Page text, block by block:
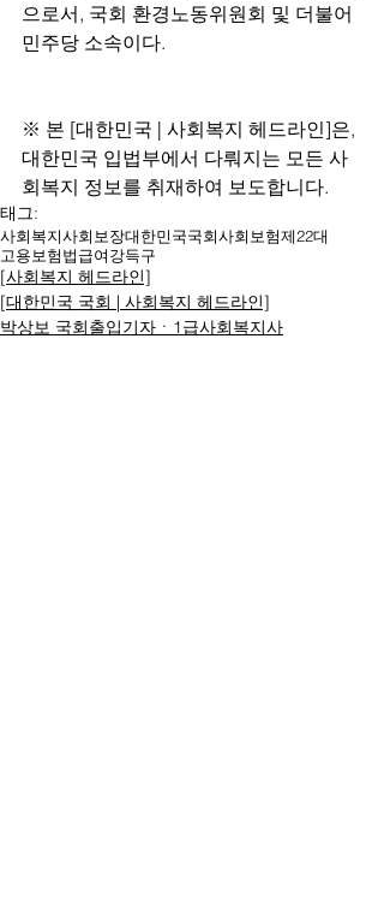
으로서, 국회 환경노동위원회 및 더불어
민주당 소속이다.
※ 본 [대한민국 | 사회복지 헤드라인]은,
대한민국 입법부에서 다뤄지는 모든 사
회복지 정보를 취재하여 보도합니다.
태그:
사회복지사회보장대한민국국회사회보험제22대
고용보험법급여강득구
[사회복지 헤드라인]
[대한민국 국회 | 사회복지 헤드라인]
박상보 국회출입기자ㆍ1급사회복지사